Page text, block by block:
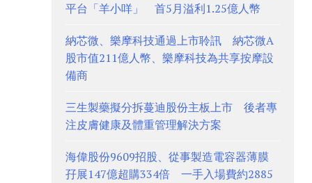
平台「羊小咩」 首5月溢利1.25億人幣
納芯微、樂摩科技通過上市聆訊 納芯微A
股市值211億人幣、樂摩科技為共享按摩設
備商
三生製藥擬分拆蔓迪股份主板上市 後者專
注皮膚健康及體重管理解決方案
海偉股份9609招股、從事製造電容器薄膜
孖展147億超購334倍 一手入場費約2885